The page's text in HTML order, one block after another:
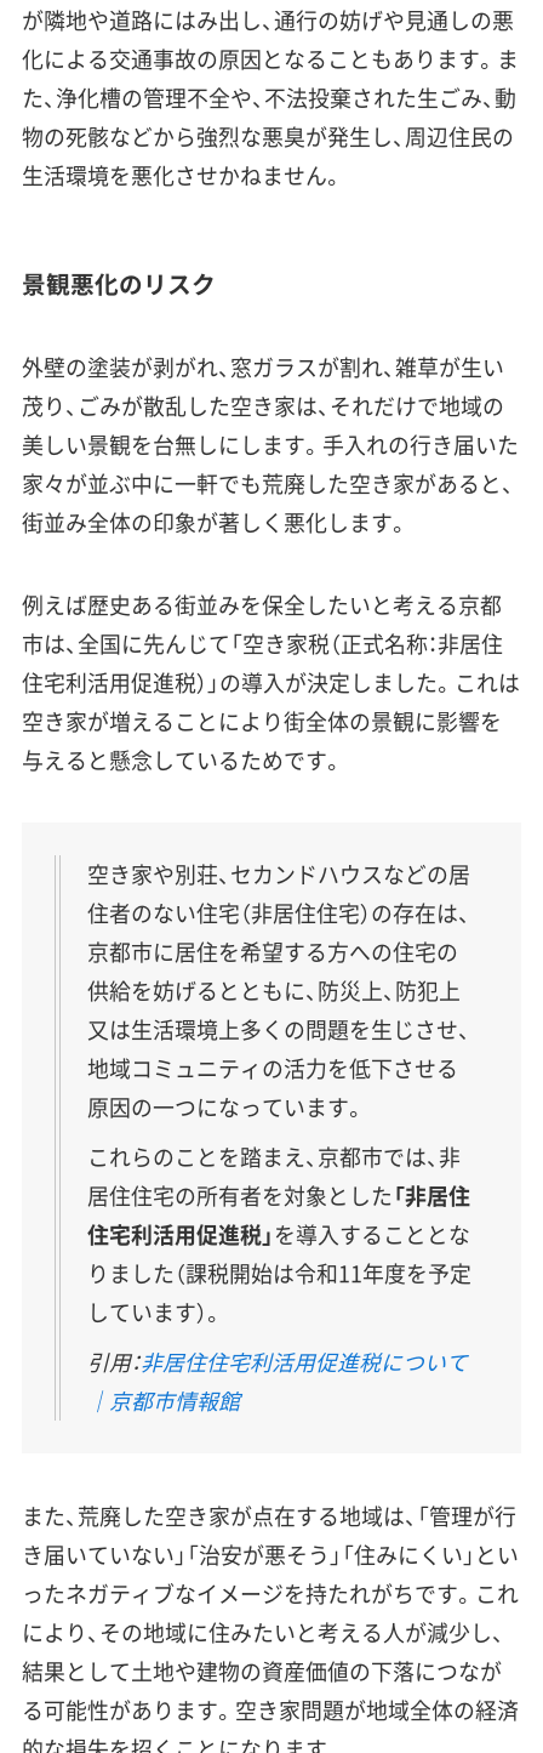
が隣地や道路にはみ出し、通行の妨げや見通しの悪
化による交通事故の原因となることもあります。ま
た、浄化槽の管理不全や、不法投棄された生ごみ、動
物の死骸などから強烈な悪臭が発生し、周辺住民の
生活環境を悪化させかねません。
景観悪化のリスク
外壁の塗装が剥がれ、窓ガラスが割れ、雑草が生い
茂り、ごみが散乱した空き家は、それだけで地域の
美しい景観を台無しにします。手入れの行き届いた
家々が並ぶ中に一軒でも荒廃した空き家があると、
街並み全体の印象が著しく悪化します。
例えば歴史ある街並みを保全したいと考える京都
市は、全国に先んじて「空き家税（正式名称：非居住
住宅利活用促進税）」の導入が決定しました。これは
空き家が増えることにより街全体の景観に影響を
与えると懸念しているためです。
空き家や別荘、セカンドハウスなどの居
住者のない住宅（非居住住宅）の存在は、
京都市に居住を希望する方への住宅の
供給を妨げるとともに、防災上、防犯上
又は生活環境上多くの問題を生じさせ、
地域コミュニティの活力を低下させる
原因の一つになっています。
これらのことを踏まえ、京都市では、非
居住住宅の所有者を対象とした「非居住
住宅利活用促進税」を導入することとな
りました（課税開始は令和11年度を予定
しています）。
引用：非居住住宅利活用促進税について
｜京都市情報館
また、荒廃した空き家が点在する地域は、「管理が行
き届いていない」「治安が悪そう」「住みにくい」とい
ったネガティブなイメージを持たれがちです。これ
により、その地域に住みたいと考える人が減少し、
結果として土地や建物の資産価値の下落につなが
る可能性があります。空き家問題が地域全体の経済